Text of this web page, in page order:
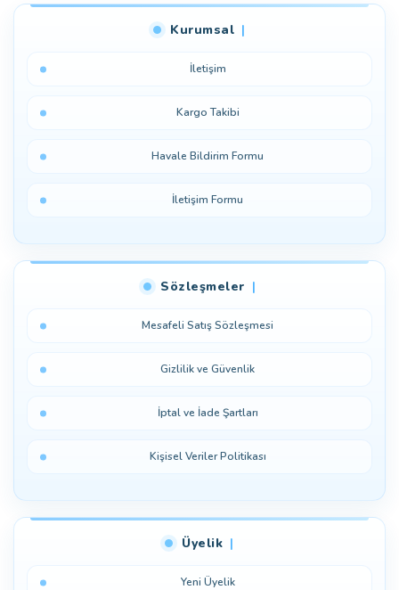
Kurumsal
İletişim
Kargo Takibi
Havale Bildirim Formu
İletişim Formu
Sözleşmeler
Mesafeli Satış Sözleşmesi
Gizlilik ve Güvenlik
İptal ve İade Şartları
Kişisel Veriler Politikası
Üyelik
Yeni Üyelik